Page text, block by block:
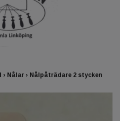
› Nålar › Nålpåträdare 2 stycken